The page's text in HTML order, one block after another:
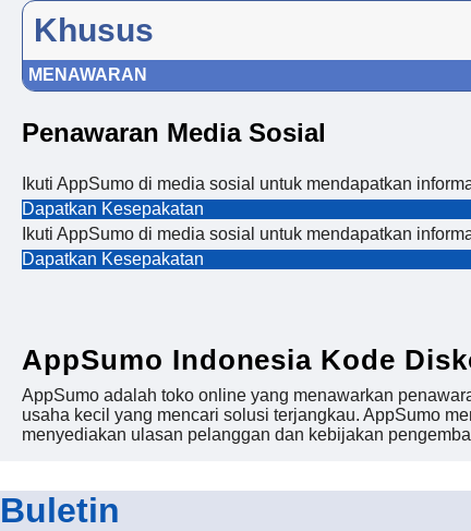
Khusus
MENAWARAN
Penawaran Media Sosial
Ikuti AppSumo di media sosial untuk mendapatkan
Dapatkan Kesepakatan
Ikuti AppSumo di media sosial untuk mendapatkan
Dapatkan Kesepakatan
AppSumo Indonesia Kode
AppSumo adalah toko online yang menawarkan
usaha kecil yang mencari solusi terjangkau. AppSumo
menyediakan ulasan pelanggan dan kebijakan
Buletin